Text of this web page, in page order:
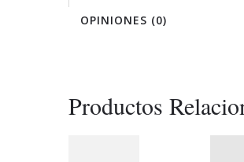
OPINIONES (0)
Productos